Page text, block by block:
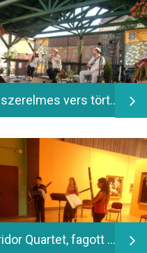
Egy szerelmes vers története: Háy János és Juhász Gábor irodalmi-zenés előadása - 2014.06.13.
Corridor Quartet, fagott concert - 2014.06.14.